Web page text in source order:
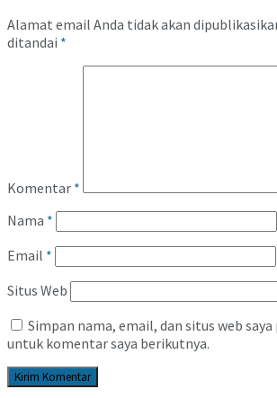
Alamat email Anda tidak akan
ditandai *
Komentar *
Nama *
Email *
Situs Web
Simpan nama, email, dan situs web
untuk komentar saya berikutnya.